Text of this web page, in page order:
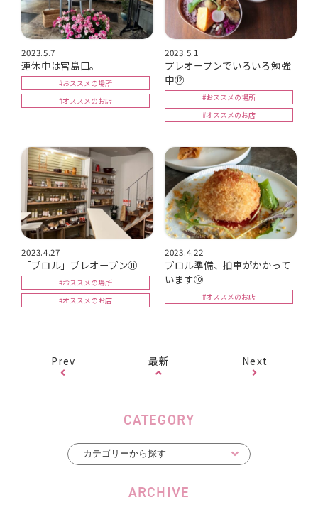
2023.5.7
連休中は宮島口。
#おススメの場所
#オススメのお店
2023.5.1
プレオープンでいろいろ勉強
中⑫
#おススメの場所
#オススメのお店
2023.4.27
「プロル」プレオープン⑪
#おススメの場所
#オススメのお店
2023.4.22
プロル準備、拍車がかかって
います⑩
#オススメのお店
最新
Prev Next
CATEGORY
ARCHIVE